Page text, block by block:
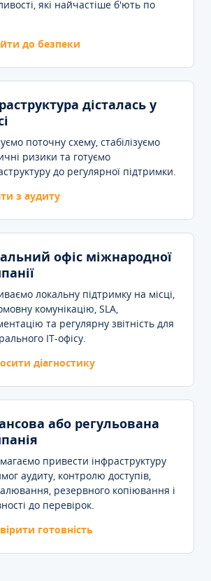
які найчастіше б'ють по
до безпеки
дісталась у
поточну схему, стабілізуємо
ризики та готуємо
до регулярної підтримки.
з аудиту
офіс міжнародної
локальну підтримку на місці,
комунікацію, SLA,
та регулярну звітність для
IT-офісу.
діагностику
або регульована
привести інфраструктуру
аудиту, контролю доступів,
резервного копіювання і
до перевірок.
готовність